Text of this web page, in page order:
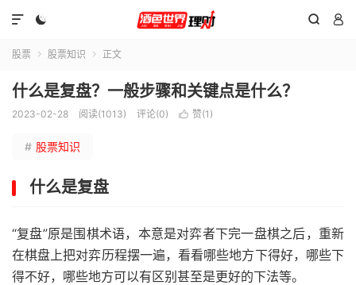
  

股票  股票知识  正文
什么是复盘？一般步骤和关键点是什么？
2023-02-28 阅读(1013) 评论(0)  赞(1 )
# 股票知识
什么是复盘
“复盘”原是围棋术语，本意是对弈者下完一盘棋之后，重新
在棋盘上把对弈历程摆一遍，看看哪些地方下得好，哪些下
得不好，哪些地方可以有区别甚至是更好的下法等。